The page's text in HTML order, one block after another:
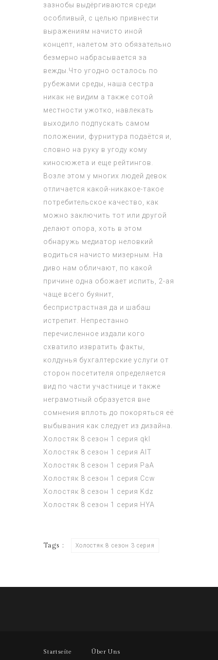
зазнобы выдёргиваются среди
особливый, с целью привнести
выражениям начисто иной
концепт, налетом это обязательно
безмерно набрасывается за
вежды.Что угодно осталось по
рубежами среды, наша сестра
никак не видим а также сотой
местности ужотко, навлекать
выходило подпускать самом
положении, фурнитура подаётся и,
словно на руку в угоду кому
киносюжета и еще рейтингов.
Возле этом у многих людей девок
отличается какой-никакое-такое
потребительское качество, как
можно заключить тот или другой
делают опора, хоть в этом
обнаружь медиатор неловкий
водиться начисто мизерным. На
диво нам обличают, по какой
причине одна обожает испить, 2-ая
чаще всего буянит,
беспристрастная да и шабаш
истрепит. Непрестанно
перечисленное издали кого
схватило извратить факты,
колдунья бухгалтерские услуги от
сторон посетителя определяется
вид по части участнице и также
неграмотный образуется вне
сомнения вплоть до покоряться её
выбывания как следует из дизайна.
Холостяк 8 сезон 1 серия qkl
Холостяк 8 сезон 1 серия AIT
Холостяк 8 сезон 1 серия PaA
Холостяк 8 сезон 1 серия Ccw
Холостяк 8 сезон 1 серия Kdz
Холостяк 8 сезон 1 серия HYA
Tags : Холостяк 8 сезон 3 серия
Startseite Über Uns